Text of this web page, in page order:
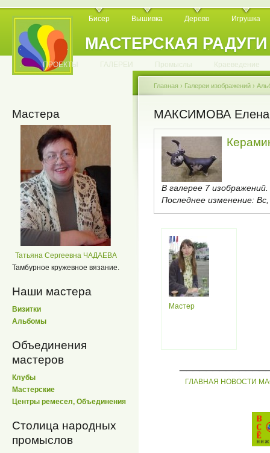
МАСТЕРСКАЯ РАДУГИ
Бисер Вышивка Дерево Игрушка
. . . . . . . . . . .
. ПРОЕКТЫ ГАЛЕРЕИ Промыслы Краеведение
Мастера
Татьяна Сергеевна ЧАДАЕВА
Тамбурное кружевное вязание.
Наши мастера
Визитки
Альбомы
Объединения
мастеров
Клубы
Мастерские
Центры ремесел, Объединения
Столица народных
промыслов
Главная › Галереи изображений ›
МАКСИМОВА Елена
В галерее 7 изображений.
Последнее изменение:
Мастер
ГЛАВНАЯ НОВОСТИ